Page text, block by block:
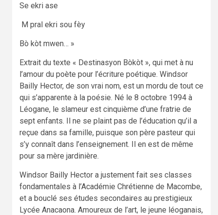
Se ekri ase
M pral ekri sou fèy
Bò kòt mwen… »
Extrait du texte « Destinasyon Bòkòt », qui met à nu
l’amour du poète pour l’écriture poétique. Windsor
Bailly Hector, de son vrai nom, est un mordu de tout ce
qui s’apparente à la poésie. Né le 8 octobre 1994 à
Léogane, le slameur est cinquième d’une fratrie de
sept enfants. Il ne se plaint pas de l’éducation qu’il a
reçue dans sa famille, puisque son père pasteur qui
s’y connaît dans l’enseignement. Il en est de même
pour sa mère jardinière.
Windsor Bailly Hector a justement fait ses classes
fondamentales à l’Académie Chrétienne de Macombe,
et a bouclé ses études secondaires au prestigieux
Lycée Anacaona. Amoureux de l’art, le jeune léoganais,